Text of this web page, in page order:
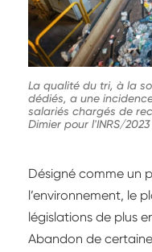
La qualité du tri, à la
dédiés, a une
salariés chargés de
Dimier pour l'INRS/2023
Désigné comme un
l’environnement, le
législations de plus
Abandon de